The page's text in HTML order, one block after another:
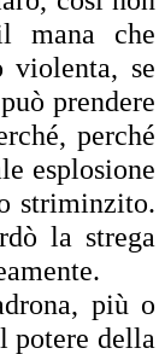
mana che
violenta, se
prendere
perché
esplosione
striminzito.
la strega
più o
potere della